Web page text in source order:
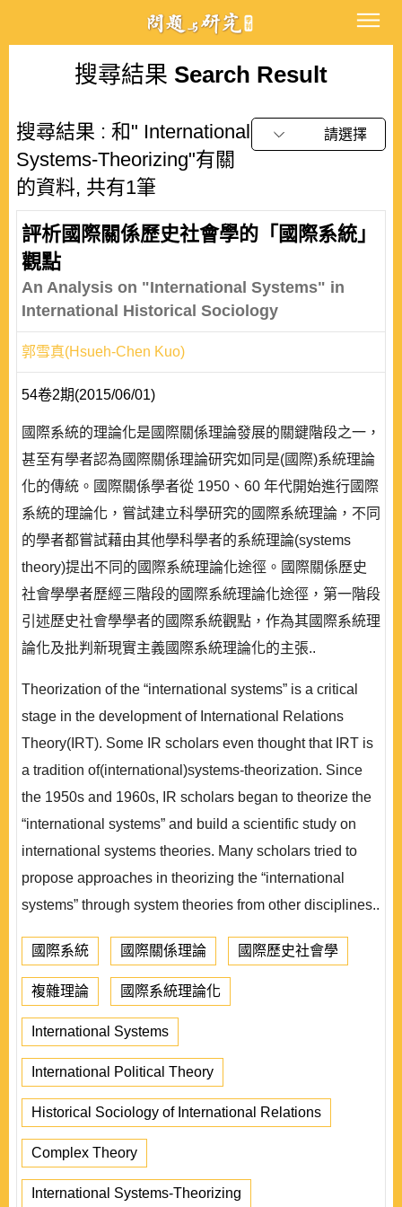
搜尋結果 Search Result
搜尋結果 : 和" International
Systems-Theorizing"有關
的資料, 共有1筆
請選擇
評析國際關係歷史社會學的「國際系統」
觀點
An Analysis on "International Systems" in
International Historical Sociology
郭雪真(Hsueh-Chen Kuo)
54卷2期(2015/06/01)
國際系統的理論化是國際關係理論發展的關鍵階段之一，
甚至有學者認為國際關係理論研究如同是(國際)系統理論
化的傳統。國際關係學者從 1950、60 年代開始進行國際
系統的理論化，嘗試建立科學研究的國際系統理論，不同
的學者都嘗試藉由其他學科學者的系統理論(systems
theory)提出不同的國際系統理論化途徑。國際關係歷史
社會學學者歷經三階段的國際系統理論化途徑，第一階段
引述歷史社會學學者的國際系統觀點，作為其國際系統理
論化及批判新現實主義國際系統理論化的主張..
Theorization of the “international systems” is a critical
stage in the development of International Relations
Theory(IRT). Some IR scholars even thought that IRT is
a tradition of(international)systems-theorization. Since
the 1950s and 1960s, IR scholars began to theorize the
“international systems” and build a scientific study on
international systems theories. Many scholars tried to
propose approaches in theorizing the “international
systems” through system theories from other disciplines..
國際系統 國際關係理論 國際歷史社會學
複雜理論 國際系統理論化
International Systems
International Political Theory
Historical Sociology of International Relations
Complex Theory
International Systems-Theorizing